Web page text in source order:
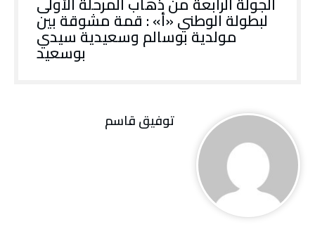
لبطولة الوطني «أ» : قمة مشوقة بين
مولدية بوسالم وسعيدية سيدي
بوسعيد
توفيق قاسم